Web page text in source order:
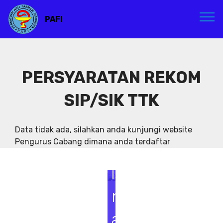
PAFI
PERSYARATAN REKOM
SIP/SIK TTK
Data tidak ada, silahkan anda kunjungi website
Pengurus Cabang dimana anda terdaftar
S
e
m
i
n
a